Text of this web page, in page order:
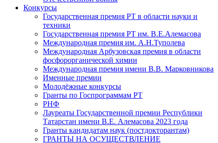
Конкурсы
Государственная премия РТ в области науки и
техники
Государственная премия РТ им. В.Е.Алемасова
Международная премия им. А.Н.Туполева
Международная Арбузовская премия в области
фосфорорганической химии
Международная премия имени В.В. Марковникова
Именные премии
Молодёжные конкурсы
Гранты по Госпрограммам РТ
РНФ
Лауреаты Государственной премии Республики
Татарстан имени В.Е. Алемасова 2023 года
Гранты кандидатам наук (постдокторантам)
ГРАНТЫ НА ОСУЩЕСТВЛЕНИЕ